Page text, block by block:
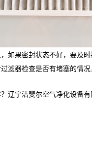
果密封状态不好，要及时
器检查是否有堵塞的
宁洁斐尔空气净化设